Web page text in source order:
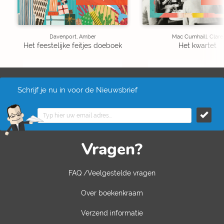
Davenport, Amber
Het feestelijke feitjes doeboek
Mac Cumhaill, Clare
Het kwartet
Schrijf je nu in voor de Nieuwsbrief
Vragen?
FAQ /Veelgestelde vragen
Over boekenkraam
Verzend informatie